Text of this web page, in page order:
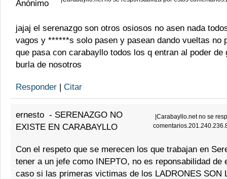
Anónimo
jajaj el serenazgo son otros osiosos no asen nada
vagos y ******s solo pasen y pasean dando vueltas no
que pasa con carabayllo todos los q entran al poder de
burla de nosotros
Responder | Citar
ernesto - SERENAZGO NO
EXISTE EN CARABAYLLO
Carabayllo.net no se
Con el respeto que se merecen los que trabajan en
tener a un jefe como INEPTO, no es reponsabilidad de
caso si las primeras victimas de los LADRONES SON